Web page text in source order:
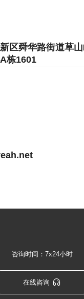
区舜华路街道草
栋1601
咨询时间：7x24小时
在线咨询 